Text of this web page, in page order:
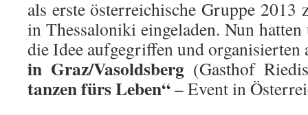
als erste österreichische Gruppe 2013
in Thessaloniki eingeladen. Nun hatten
die Idee aufgegriffen und organisierten
in Graz/Vasoldsberg (Gasthof
tanzen fürs Leben“– Event in